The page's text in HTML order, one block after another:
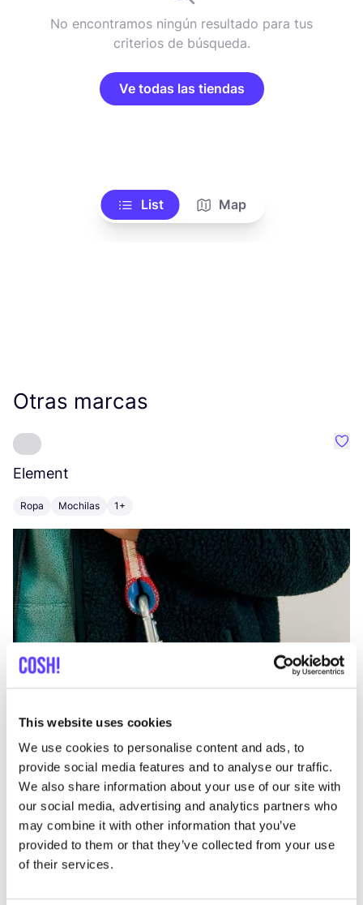
This website uses cookies
We use cookies to personalise content and ads, to
provide social media features and to analyse our traffic.
We also share information about your use of our site with
our social media, advertising and analytics partners who
may combine it with other information that you’ve
provided to them or that they’ve collected from your use
of their services.
No encontramos ningún resultado para tus
criterios de búsqueda.
Ve todas las tiendas
List Map
Otras marcas
Element
Ropa Mochilas 1+